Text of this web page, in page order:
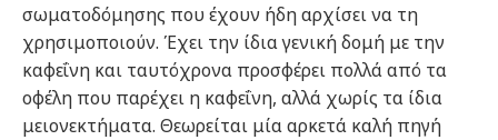
σωματοδόμησης που έχουν ήδη αρχίσει να τη
χρησιμοποιούν. Έχει την ίδια γενική δομή με την
καφεΐνη και ταυτόχρονα προσφέρει πολλά από τα
οφέλη που παρέχει η καφεΐνη, αλλά χωρίς τα ίδια
μειονεκτήματα. Θεωρείται μία αρκετά καλή πηγή